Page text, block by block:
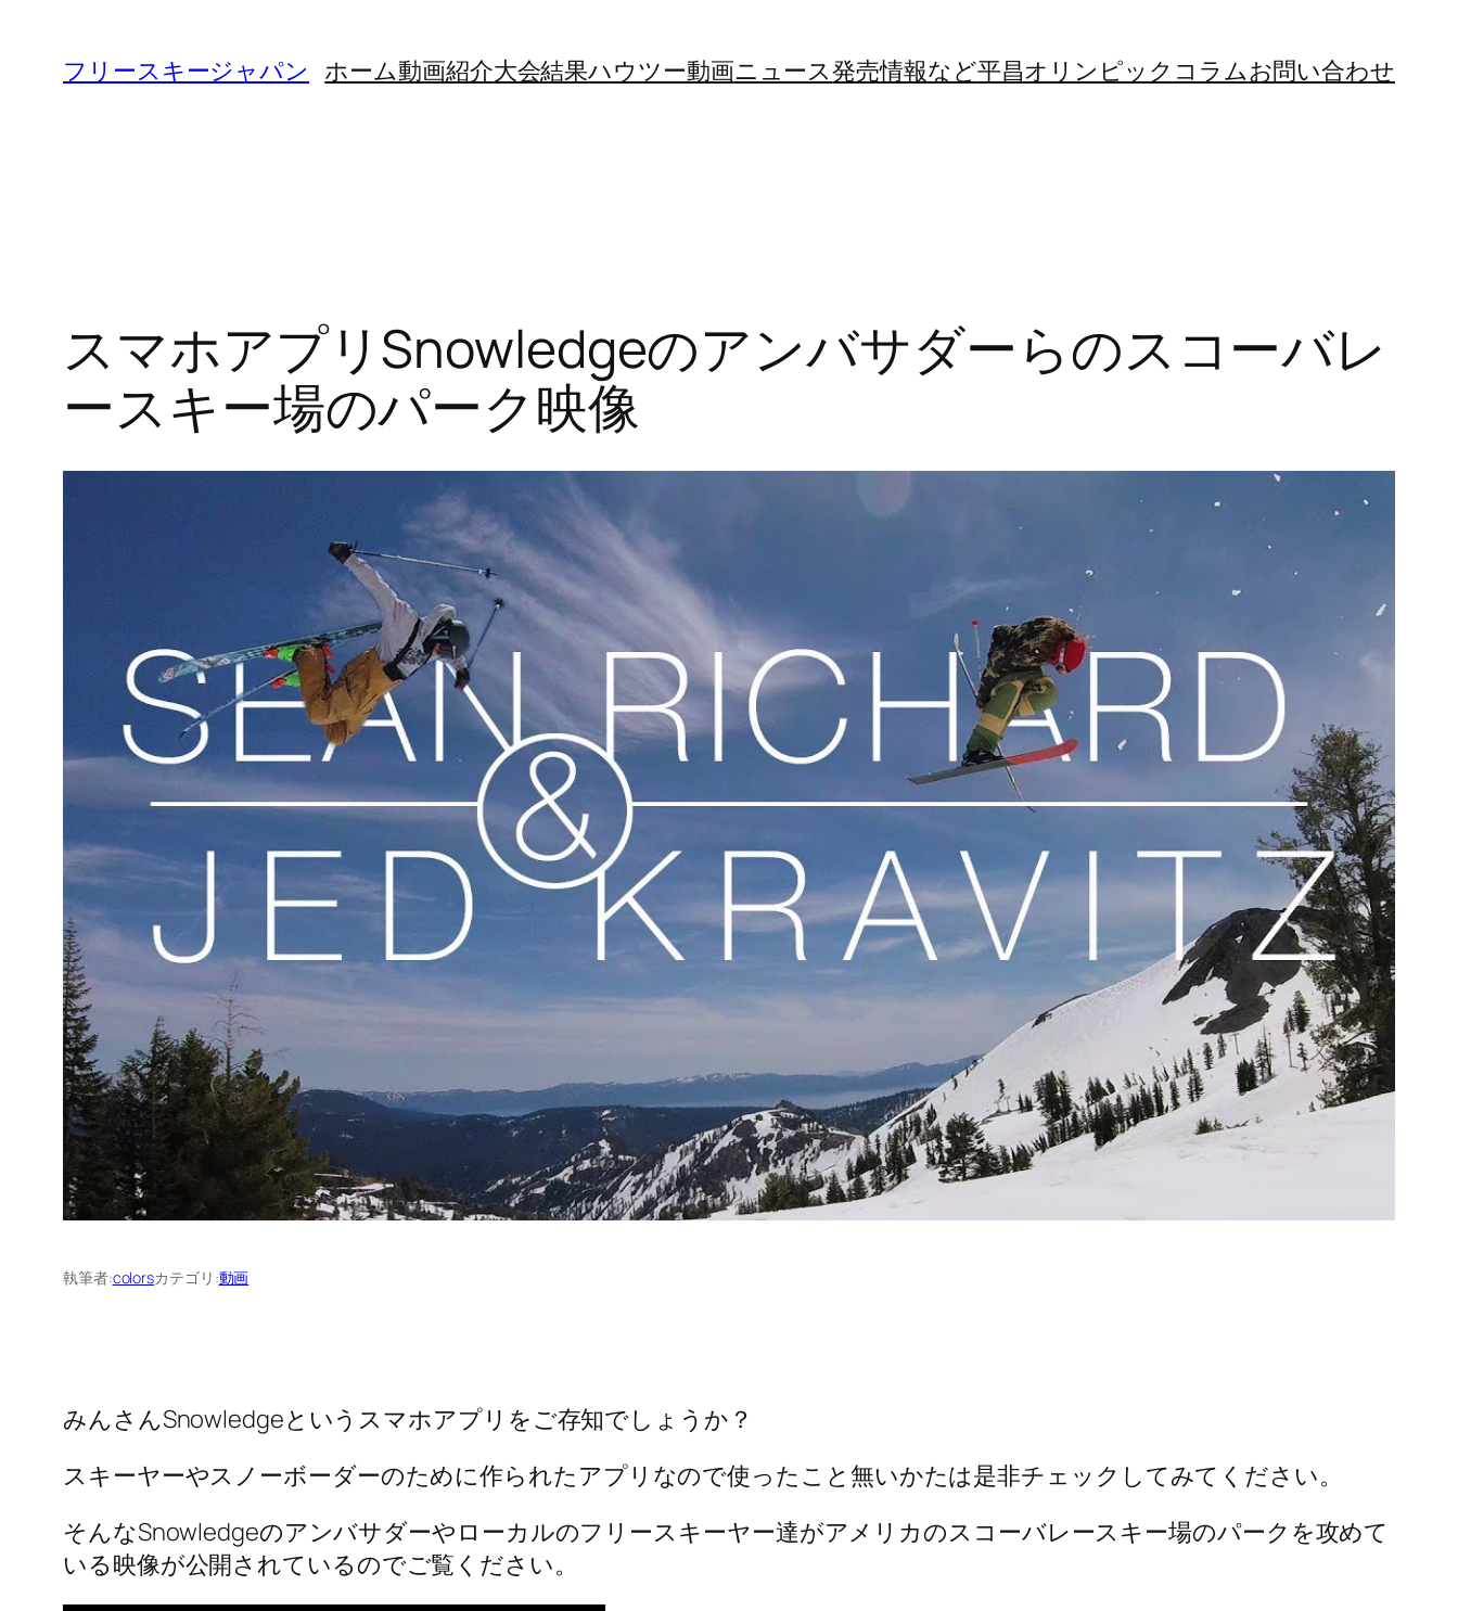
フリースキージャパン ホーム動画紹介大会結果ハウツー動画ニュース発売情報など平昌オリンピック コラムお問い合わせ
スマホアプリSnowledgeのアンバサダーらのスコーバレ
ースキー場のパーク映像
執筆者:colorsカテゴリ:動画
みんさんSnowledgeというスマホアプリをご存知でしょうか？
スキーヤーやスノーボーダーのために作られたアプリなので使ったこと無いかたは是非チェックしてみてください。
そんなSnowledgeのアンバサダーやローカルのフリースキーヤー達がアメリカのスコーバレースキー場のパークを攻めて
いる映像が公開されているのでご覧ください。